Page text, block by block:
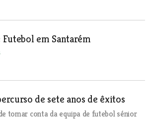
em Santarém
de sete anos de êxitos
tomar conta da equipa de futebol sénior